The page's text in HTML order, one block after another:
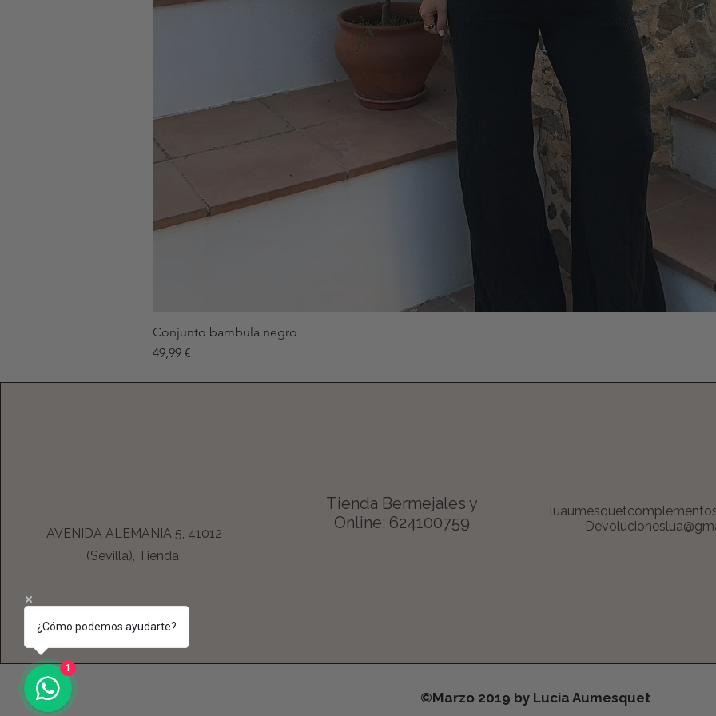
Conjunto bambula negro
Precio
49,99 €
AVENIDA ALEMANIA 5, 41012
(Sevilla), Tienda
Tienda Bermejales y
Online: 624100759
©Marzo 2019 by Lucia Aumesquet
¿Cómo podemos ayudarte?
1